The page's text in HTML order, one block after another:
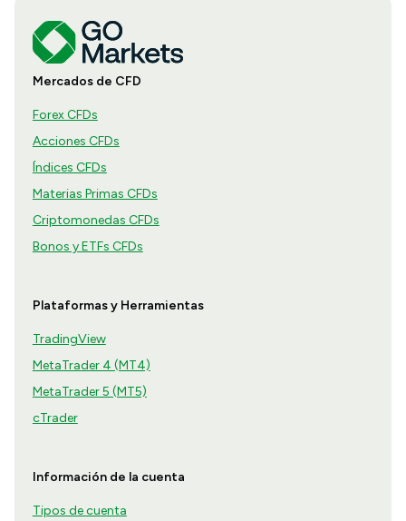
Mercados de CFD
Forex CFDs
Acciones CFDs
Índices CFDs
Materias Primas CFDs
Criptomonedas CFDs
Bonos y ETFs CFDs
Plataformas y Herramientas
TradingView
MetaTrader 4 (MT4)
MetaTrader 5 (MT5)
cTrader
Información de la cuenta
Tipos de cuenta